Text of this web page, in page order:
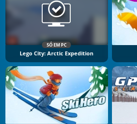
SÓ EM PC
Lego City: Arctic Expedition